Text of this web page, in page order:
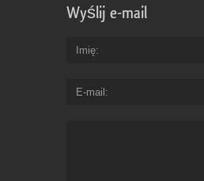
Wyślij e-mail
Imię
E-mail